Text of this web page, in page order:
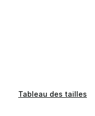
Tableau des tailles